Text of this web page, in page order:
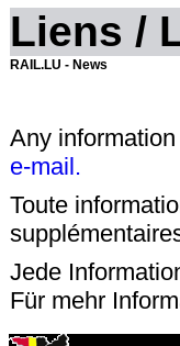
Liens /
RAIL.LU - News
Any
e-mail.
Toute
Jede
Für mehr